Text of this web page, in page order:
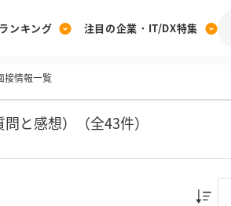
[27卒] 本選考体験記投稿キャン
ンキング
みんなのDX企業就職ブランド調査
みんなのIT業界新卒就職人気企
注目の企業・IT/DX特集
28卒 IT・DX企業特集 27卒
接情報一覧
と感想）（全43件）